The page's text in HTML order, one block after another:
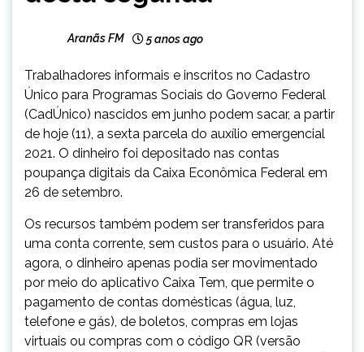
Aranãs FM 5 anos ago
Trabalhadores informais e inscritos no Cadastro
Único para Programas Sociais do Governo Federal
(CadÚnico) nascidos em junho podem sacar, a partir
de hoje (11), a sexta parcela do auxílio emergencial
2021. O dinheiro foi depositado nas contas
poupança digitais da Caixa Econômica Federal em
26 de setembro.
Os recursos também podem ser transferidos para
uma conta corrente, sem custos para o usuário. Até
agora, o dinheiro apenas podia ser movimentado
por meio do aplicativo Caixa Tem, que permite o
pagamento de contas domésticas (água, luz,
telefone e gás), de boletos, compras em lojas
virtuais ou compras com o código QR (versão